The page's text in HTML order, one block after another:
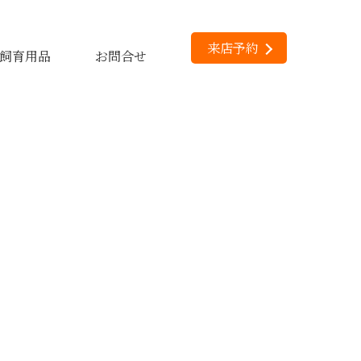
飼育用品 お問合せ 来店予約